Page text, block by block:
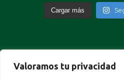
Valoramos tu privacidad
Cargar más